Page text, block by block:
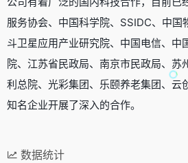
服务协会、中国科学院、SSIDC、中国
斗卫星应用产业研究院、中国电信、中
院、江苏省民政局、南京市民政局、苏
利总院、光彩集团、乐颐养老集团、云
知名企业开展了深入的合作。
数据统计